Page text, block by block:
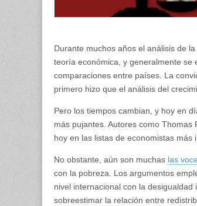
Durante muchos años el análisis de
teoría económica, y generalmente se
comparaciones entre países. La
primero hizo que el análisis del
Pero los tiempos cambian, y hoy en
más pujantes. Autores como
hoy en las listas de economistas más
No obstante, aún son muchas las
con la pobreza. Los argumentos
nivel internacional con la
sobreestimar la relación entre